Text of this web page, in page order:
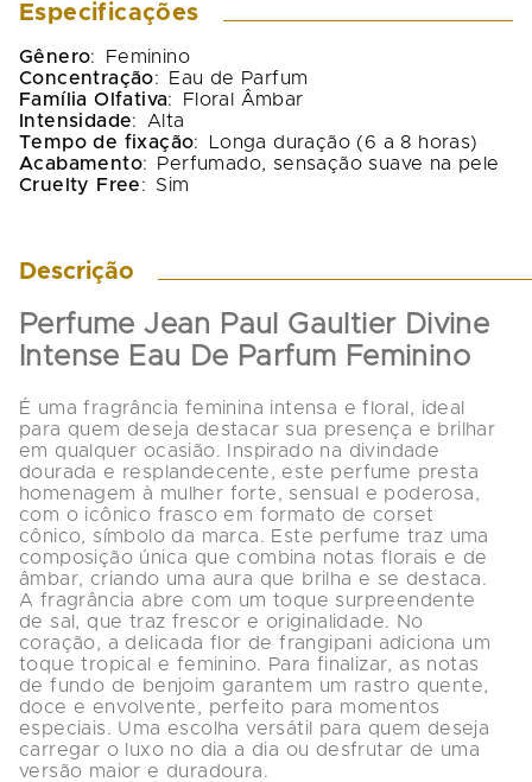
Especificações
Gênero:
Feminino
Concentração:
Eau de Parfum
Família Olfativa:
Floral Âmbar
Intensidade:
Alta
Tempo de fixação:
Longa duração (6 a 8 horas)
Acabamento:
Perfumado, sensação suave na pele
Cruelty Free: Sim
Descrição
Perfume Jean Paul Gaultier Divine
Intense Eau De Parfum Feminino
É uma fragrância feminina intensa e floral, ideal
para quem deseja destacar sua presença e brilhar
em qualquer ocasião. Inspirado na divindade
dourada e resplandecente, este perfume presta
homenagem à mulher forte, sensual e poderosa,
com o icônico frasco em formato de corset
cônico, símbolo da marca. Este perfume traz uma
composição única que combina notas florais e de
âmbar, criando uma aura que brilha e se destaca.
A fragrância abre com um toque surpreendente
de sal, que traz frescor e originalidade. No
coração, a delicada flor de frangipani adiciona um
toque tropical e feminino. Para finalizar, as notas
de fundo de benjoim garantem um rastro quente,
doce e envolvente, perfeito para momentos
especiais. Uma escolha versátil para quem deseja
carregar o luxo no dia a dia ou desfrutar de uma
versão maior e duradoura.